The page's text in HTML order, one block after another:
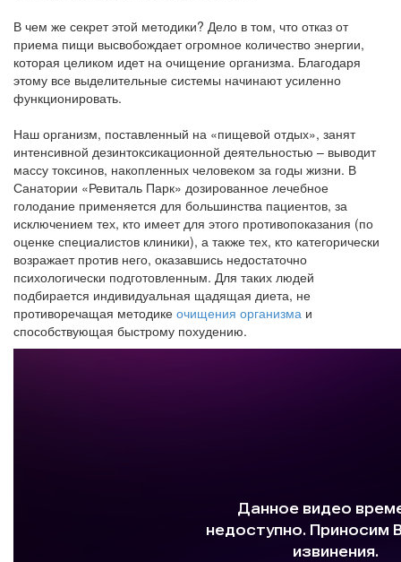
В чем же секрет этой методики? Дело в том, что отказ от
приема пищи высвобождает огромное количество энергии,
которая целиком идет на очищение организма. Благодаря
этому все выделительные системы начинают усиленно
функционировать.
Наш организм, поставленный на «пищевой отдых», занят
интенсивной дезинтоксикационной деятельностью – выводит
массу токсинов, накопленных человеком за годы жизни. В
Санатории «Ревиталь Парк» дозированное лечебное
голодание применяется для большинства пациентов, за
исключением тех, кто имеет для этого противопоказания (по
оценке специалистов клиники), а также тех, кто категорически
возражает против него, оказавшись недостаточно
психологически подготовленным. Для таких людей
подбирается индивидуальная щадящая диета, не
противоречащая методике очищения организма и
способствующая быстрому похудению.